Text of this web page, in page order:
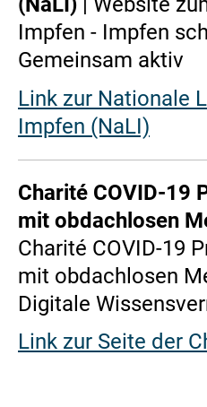
Impfen - Impfen
Gemeinsam aktiv
Link zur Nationale
Impfen (NaLI)
Charité COVID-19
mit obdachlosen
Charité COVID-19
mit obdachlosen
Digitale
Link zur Seite der